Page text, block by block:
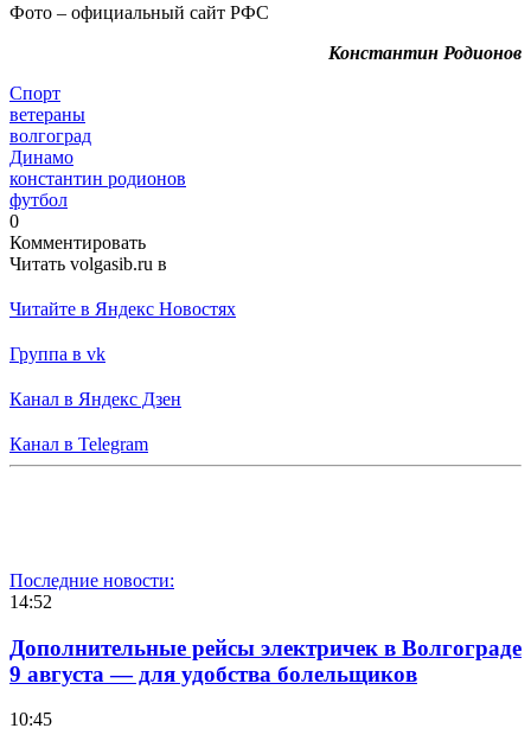
Фото – официальный сайт РФС
Константин Родионов
Спорт
ветераны
волгоград
Динамо
константин родионов
футбол
0
Комментировать
Читать volgasib.ru в
Читайте в Яндекс Новостях
Группа в vk
Канал в Яндекс Дзен
Канал в Telegram
Последние новости:
14:52
Дополнительные рейсы электричек в Волгограде
9 августа — для удобства болельщиков
10:45